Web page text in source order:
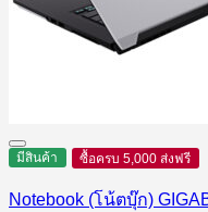
มีสินค้า ซื้อครบ 5,000 ส่งฟรี
Notebook (โน้ตบุ๊ก)